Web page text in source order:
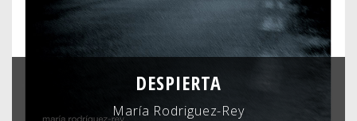
DESPIERTA
María Rodriguez-Rey